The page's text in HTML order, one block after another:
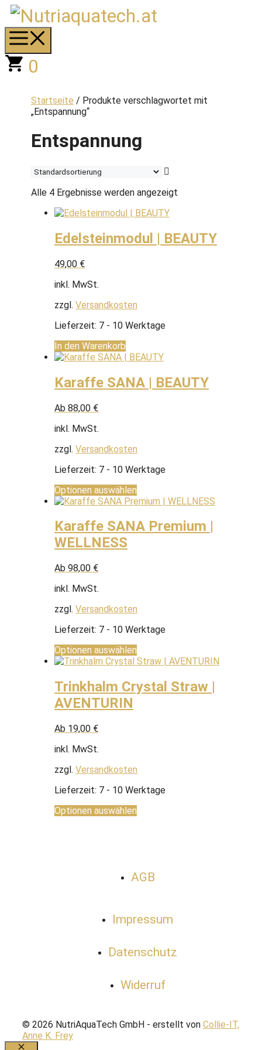
Zum
Inhalt
springen
0
Startseite / Produkte verschlagwortet mit
„Entspannung“
Entspannung
Alle 4 Ergebnisse werden angezeigt
Edelsteinmodul | BEAUTY
49,00 €
inkl. MwSt.
zzgl. Versandkosten
Lieferzeit: 7 - 10 Werktage
In den Warenkorb
Karaffe SANA | BEAUTY
Ab 88,00 €
inkl. MwSt.
zzgl. Versandkosten
Lieferzeit: 7 - 10 Werktage
Optionen auswählen
Karaffe SANA Premium |
WELLNESS
Ab 98,00 €
inkl. MwSt.
zzgl. Versandkosten
Lieferzeit: 7 - 10 Werktage
Optionen auswählen
Trinkhalm Crystal Straw |
AVENTURIN
Ab 19,00 €
inkl. MwSt.
zzgl. Versandkosten
Lieferzeit: 7 - 10 Werktage
Optionen auswählen
AGB
Impressum
Datenschutz
Widerruf
© 2026 NutriAquaTech GmbH - erstellt von Collie-IT,
Anne K. Frey